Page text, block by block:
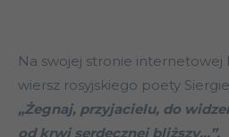
Na swojej stronie internetowej
wiersz rosyjskiego poety
„Żegnaj, przyjacielu, do
od krwi serdecznej bliższy…”.